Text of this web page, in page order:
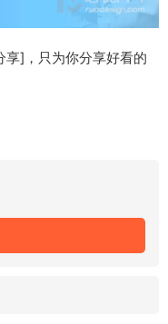
]，只为你分享好看的